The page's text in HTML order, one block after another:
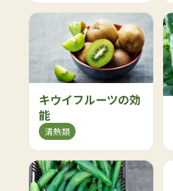
キウイフルーツの効
能
清熱類